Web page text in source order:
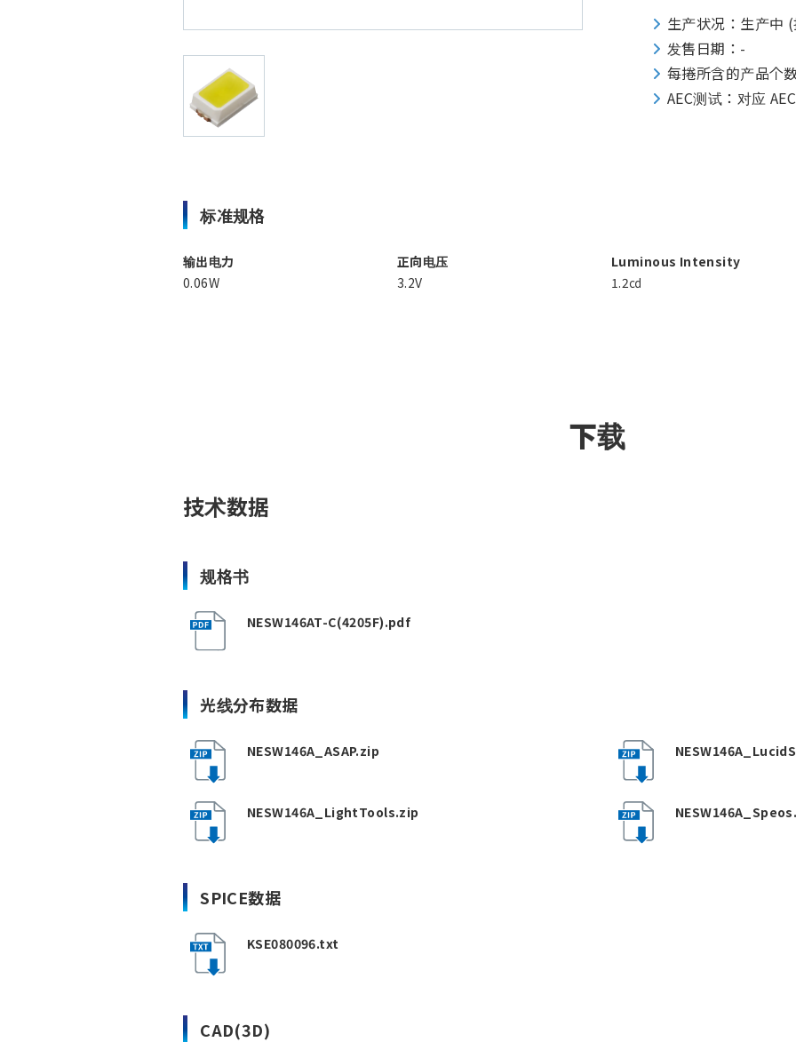
生产状况：生产中
发售日期：-
每捲所含的产品个
AEC测试：对应
标准规格
输出电力
0.06W
正向电压
3.2V
Luminous Intensity
1.2㏅
下载
技术数据
规格书
NESW146AT-C(4205F).pdf
光线分布数据
NESW146A_ASAP.zip
NESW146A_LightTools.zip
SPICE数据
KSE080096.txt
CAD(3D)